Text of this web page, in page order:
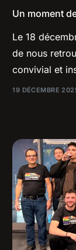
Un moment
Le 18
de nous
convivial et
19 DÉCEMBRE